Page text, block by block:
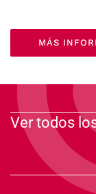
MÁS
Ver todos